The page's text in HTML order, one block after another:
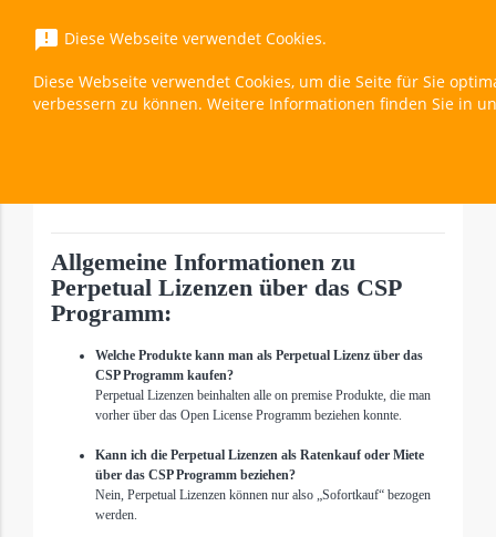
menu
Office LTSC Professional Plus 2024 (Education)
Allgemeine Informationen zu
Perpetual Lizenzen über das CSP
Programm:
Welche Produkte kann man als Perpetual Lizenz über das
CSP Programm kaufen?
Perpetual Lizenzen beinhalten alle on premise Produkte, die man
vorher über das Open License Programm beziehen konnte.
Kann ich die Perpetual Lizenzen als Ratenkauf oder Miete
über das CSP Programm beziehen?
Nein, Perpetual Lizenzen können nur also „Sofortkauf“ bezogen
werden.
announcement Diese Webseite verwendet Cookies.
Diese Webseite verwendet Cookies, um die Seite für Sie
verbessern zu können. Weitere Informationen finden Sie in